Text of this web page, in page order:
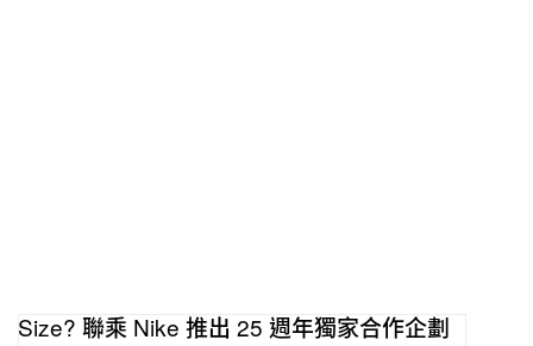
Size? 聯乘 Nike 推出 25 週年獨家合作企劃